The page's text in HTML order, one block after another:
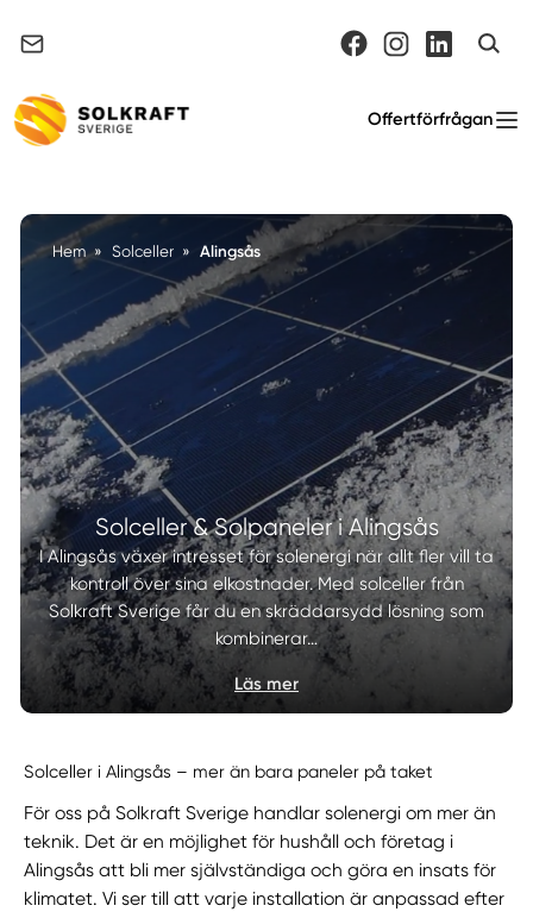
Offertförfrågan
Hem » Solceller » Alingsås
Solceller & Solpaneler i Alingsås
I Alingsås växer intresset för solenergi när allt fler vill ta
kontroll över sina elkostnader. Med solceller från
Solkraft Sverige får du en skräddarsydd lösning som
kombinerar…
Läs mer
Solceller i Alingsås – mer än bara paneler på taket
För oss på Solkraft Sverige handlar solenergi om mer än
teknik. Det är en möjlighet för hushåll och företag i
Alingsås att bli mer självständiga och göra en insats för
klimatet. Vi ser till att varje installation är anpassad efter